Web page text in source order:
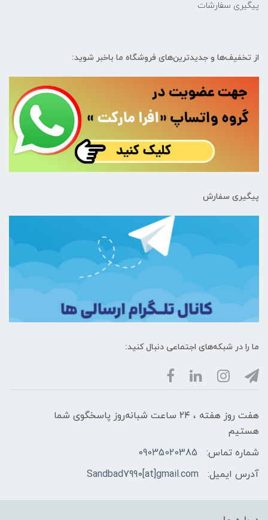
پیگیری سفارشات
از تخفیف‌ها و جدیدترین‌های فروشگاه ما باخبر شوید:
پیگیری سفارش
ما را در شبکه‌های اجتماعی دنبال کنید:
هفت روز هفته ، ۲۴ ساعت شبانه‌روز پاسخگوی شما
هستیم
شماره تماس:
09035020385
آدرس ایمیل:
Sandbad7990[at]gmail.com